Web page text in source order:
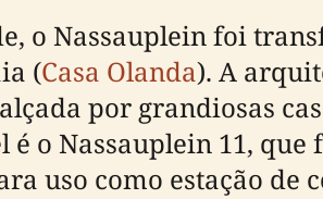
o Nassauplein foi
(Casa Olanda). A
por grandiosas
o Nassauplein 11,
uso como estação